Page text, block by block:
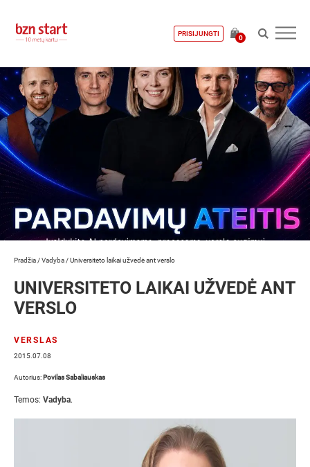
PRISIJUNGTI
0
Pradžia /Vadyba /Universiteto laikai užvedė ant verslo
UNIVERSITETO LAIKAI UŽVEDĖ ANT
VERSLO
VERSLAS
2015.07.08
Autorius: Povilas Sabaliauskas
Temos: Vadyba.